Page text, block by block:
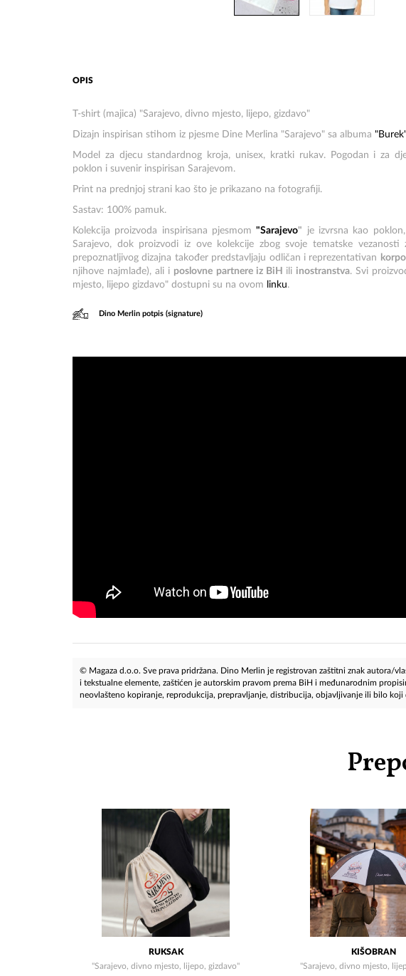
OPIS
T-shirt (majica) "Sarajevo, divno mjesto, lijepo, gizdavo"
Dizajn inspirisan stihom iz pjesme Dine Merlina "Sarajevo" sa albuma "Burek"
Model za djecu standardnog kroja, unisex, kratki rukav. Pogodan i za
poklon i suvenir inspirisan Sarajevom.
Print na prednjoj strani kao što je prikazano na fotografiji.
Sastav: 100% pamuk.
Kolekcija proizvoda inspirisana pjesmom"Sarajevo" je izvrsna kao
Sarajevo, dok proizvodi iz ove kolekcije zbog svoje tematske
prepoznatljivog dizajna također predstavljaju odličan i reprezentativan
njihove najmlađe), ali i poslovne partnere iz BiH ili inostranstva. Svi
mjesto, lijepo gizdavo" dostupni su na ovom
linku.
Dino Merlin potpis (signature)
© Magaza d.o.o. Sve prava pridržana. Dino Merlin je registrovan zaštitni znak autora/
i tekstualne elemente, zaštićen je autorskim pravom prema BiH i međunarodnim
neovlašteno kopiranje, reprodukcija, prepravljanje, distribucija, objavljivanje ili bilo koji
RUKSAK
"Sarajevo, divno mjesto, lijepo, gizdavo"
KIŠOBRAN
"Sarajevo, divno mjesto,